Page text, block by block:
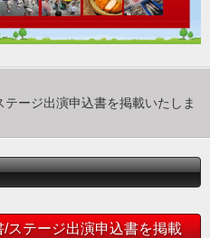
ージ出演申込書を掲載いたしま
ステージ出演申込書を掲載